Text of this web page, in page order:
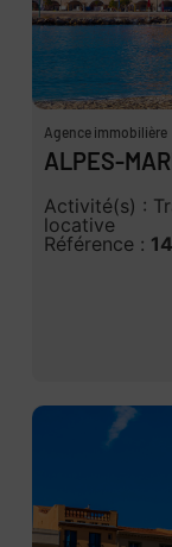
Agence immobilière
ALPES-
Activité(s) :
locative
Référence :